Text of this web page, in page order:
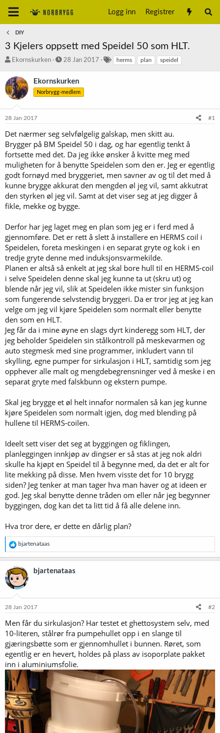
Logg inn Registrer
DIY
3 Kjelers oppsett med Speidel 50 som HLT.
T
å
d
s
r
e
r
Ekornskurken
S
r
t
28 Jan 2017 herms plan speidel
Ekornskurken
Norbrygg-medlem
28 Jan 2017 #1
Det nærmer seg selvfølgelig galskap, men skitt au.
Brygger på BM Speidel 50 i dag, og har egentlig tenkt å
fortsette med det. Da jeg ikke ønsker å kvitte meg med
muligheten for å benytte Speidelen som den er. Jeg er egentlig
godt fornøyd med bryggeriet, men savner av og til det med å
kunne brygge akkurat den mengden øl jeg vil, samt akkutrat
den styrken øl jeg vil. Samt at det viser seg at jeg digger å
fikle, mekke og bygge.
Derfor har jeg laget meg en plan som jeg er i ferd med å
gjennomføre. Det er rett å slett å installere en HERMS coil i
Speidelen, foreta meskingen i en separat gryte og kok i en
tredje gryte denne med induksjonsvarmekilde.
Planen er altså så enkelt at jeg skal bore hull til en HERMS-coil
i selve Speidelen denne skal jeg kunne ta ut (skru ut) og
blende når jeg vil, slik at Speidelen ikke mister sin funksjon
som fungerende selvstendig bryggeri. Da er tror jeg at jeg kan
velge om jeg vil kjøre Speidelen som normalt eller benytte
den som en HLT.
Jeg får da i mine øyne en slags dyrt kinderegg som HLT, der
jeg beholder Speidelen sin stålkontroll på meskevarmen og
auto stegmesk med sine programmer, inkludert vann til
skylling, egne pumper for sirkulasjon i HLT, samtidig som jeg
opphever alle malt og mengdebegrensninger ved å meske i en
separat gryte med falskbunn og ekstern pumpe.
Skal jeg brygge et øl helt innafor normalen så kan jeg kunne
kjøre Speidelen som normalt igjen, dog med blending på
hullene til HERMS-coilen.
Ideelt sett viser det seg at byggingen og fiklingen,
planleggingen innkjøp av dingser er så stas at jeg nok aldri
skulle ha kjøpt en Speidel til å begynne med, da det er alt for
lite mekking på disse. Men hvem visste det for 10 brygg
siden? Jeg tenker at man tager hva man haver og at ideen er
god. Jeg skal benytte denne tråden om eller når jeg begynner
byggingen, dog kan det ta litt tid å få alle delene inn.
Hva tror dere, er dette en dårlig plan?
R
e
a
k
s
o
e
:
bjartenataas
bjartenataas
28 Jan 2017 #2
Men får du sirkulasjon? Har testet et ghettosystem selv, med
10-literen, stålrør fra pumpehullet opp i en slange til
gjæringsbøtte som er gjennomhullet i bunnen. Røret, som
egentlig er en hevert, holdes på plass av isoporplate pakket
inn i aluminiumsfolie.